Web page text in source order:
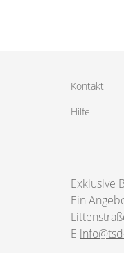
Kontakt
Hilfe
Exklusive
Ein
E